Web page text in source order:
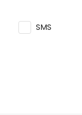
SMS
à être